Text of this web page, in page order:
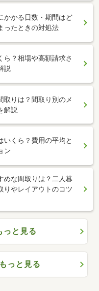
かかる日数・期間はど
ったときの対処法
ら？相場や高額請求さ
説
取りは？間取り別のメ
解説
いくら？費用の平均と
ン
めな間取りは？二人暮
りやレイアウトのコツ
っと見る
っと見る